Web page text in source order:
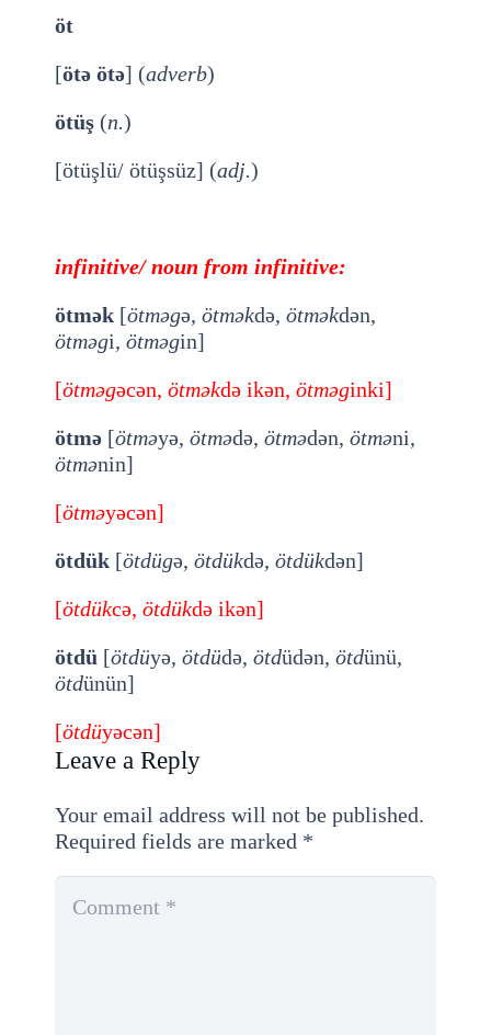
öt
[ötə ötə] (adverb)
ötüş (n.)
[ötüşlü/ ötüşsüz] (adj.)
infinitive/ noun from infinitive:
ötmək [ötməgə, ötməkdə, ötməkdən,
ötməgi, ötməgin]
[ötməgəcən, ötməkdə ikən, ötməginki]
ötmə [ötməyə, ötmədə, ötmədən, ötməni,
ötmənin]
[ötməyəcən]
ötdük [ötdügə, ötdükdə, ötdükdən]
[ötdükcə, ötdükdə ikən]
ötdü [ötdüyə, ötdüdə, ötdüdən, ötdünü,
ötdünün]
[ötdüyəcən]
Leave a Reply
Your email address will not be published.
Required fields are marked *